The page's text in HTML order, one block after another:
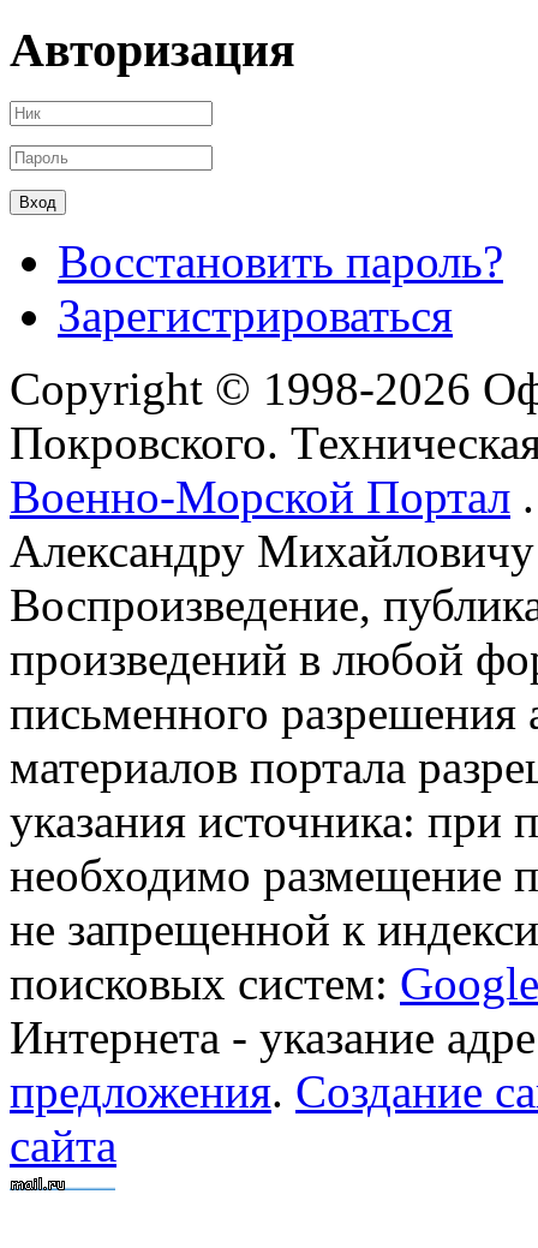
Авторизация
Восстановить пароль?
Зарегистрироваться
Copyright © 1998-2026
Покровского.
Военно-Морской Портал
Александру
Воспроизведение,
произведений в любой
письменного разрешения
материалов портала
указания источника: при
необходимо размещение
не запрещенной к
поисковых систем: Google
Интернета - указание
предложения. Создание
сайта